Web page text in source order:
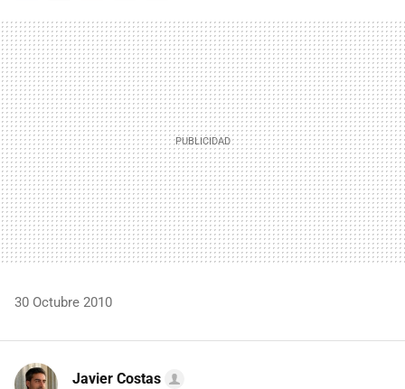
MAIL
30 Octubre 2010
Javier Costas